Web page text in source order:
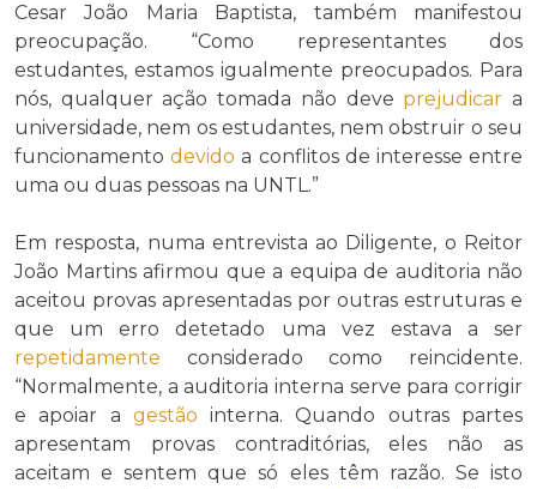
Cesar João Maria Baptista, também manifestou
preocupação. “Como representantes dos
estudantes, estamos igualmente preocupados. Para
nós, qualquer ação tomada não deve prejudicar a
universidade, nem os estudantes, nem obstruir o seu
funcionamentodevido a conflitos de interesse entre
uma ou duas pessoas na UNTL.”
Em resposta, numa entrevista ao Diligente, o Reitor
João Martins afirmou que a equipa de auditoria não
aceitou provas apresentadas por outras estruturas e
que um erro detetado uma vez estava a ser
repetidamente considerado como reincidente.
“Normalmente, a auditoria interna serve para corrigir
e apoiar a gestão interna. Quando outras partes
apresentam provas contraditórias, eles não as
aceitam e sentem que só eles têm razão. Se isto